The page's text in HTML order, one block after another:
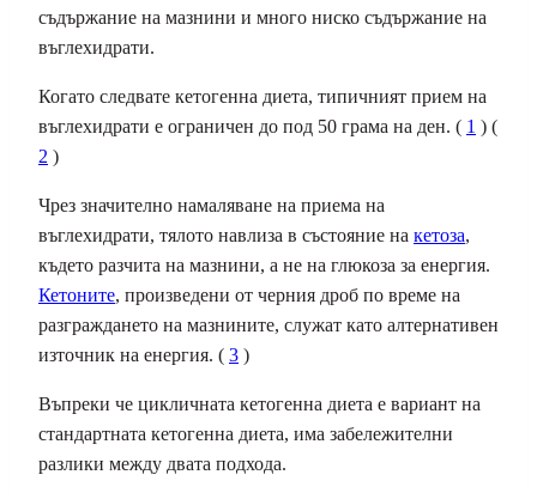
съдържание на мазнини и много ниско съдържание на
въглехидрати.
Когато следвате кетогенна диета, типичният прием на
въглехидрати е ограничен до под 50 грама на ден. ( 1 ) (
2 )
Чрез значително намаляване на приема на
въглехидрати, тялото навлиза в състояние на кетоза,
където разчита на мазнини, а не на глюкоза за енергия.
Кетоните, произведени от черния дроб по време на
разграждането на мазнините, служат като алтернативен
източник на енергия. ( 3 )
Въпреки че цикличната кетогенна диета е вариант на
стандартната кетогенна диета, има забележителни
разлики между двата подхода.